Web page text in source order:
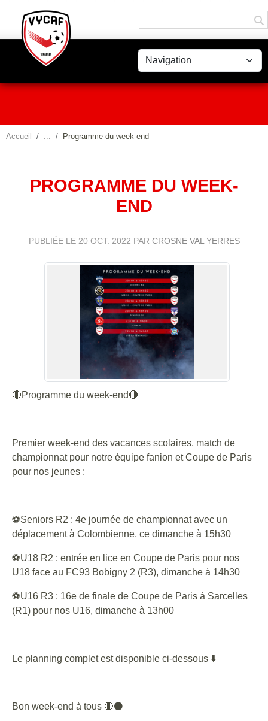
Accueil Programme du week-end
PROGRAMME DU WEEK-
END
PUBLIÉE LE 20 OCT. 2022 PAR CROSNE VAL YERRES
🔴Programme du week-end🔴
Premier week-end des vacances scolaires, match de
championnat pour notre équipe fanion et Coupe de Paris
pour nos jeunes :
⚽Seniors R2 : 4e journée de championnat avec un
déplacement à Colombienne, ce dimanche à 15h30
⚽U18 R2 : entrée en lice en Coupe de Paris pour nos
U18 face au FC93 Bobigny 2 (R3), dimanche à 14h30
⚽U16 R3 : 16e de finale de Coupe de Paris à Sarcelles
(R1) pour nos U16, dimanche à 13h00
Le planning complet est disponible ci-dessous ⬇️
Bon week-end à tous 🔴⚫